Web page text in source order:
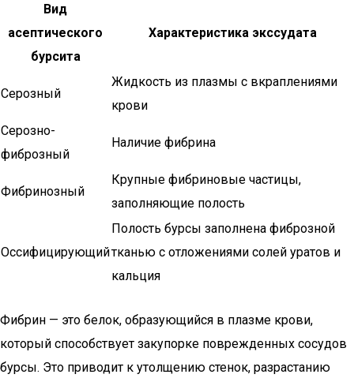
Вид
асептического
бурсита
Характеристика экссудата
Серозный
Жидкость из плазмы с вкраплениями
крови
Серозно-
фиброзный
Наличие фибрина
Фибринозный
Крупные фибриновые частицы,
заполняющие полость
Оссифицирующий
Полость бурсы заполнена фиброзной
тканью с отложениями солей уратов и
кальция
Фибрин — это белок, образующийся в плазме крови,
который способствует закупорке поврежденных сосудов
бурсы. Это приводит к утолщению стенок, разрастанию